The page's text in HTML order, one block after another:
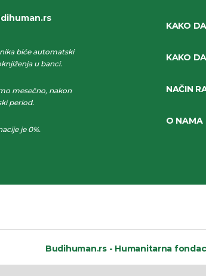
biće automatski
u banci.
mesečno, nakon
period.
je 0%.
KAKO
KAKO
NAČIN
O NAMA
Budihuman.rs - Humanitarna